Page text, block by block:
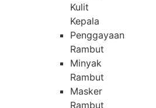
Kulit
Kepala
Penggayaan
Rambut
Minyak
Rambut
Masker
Rambut